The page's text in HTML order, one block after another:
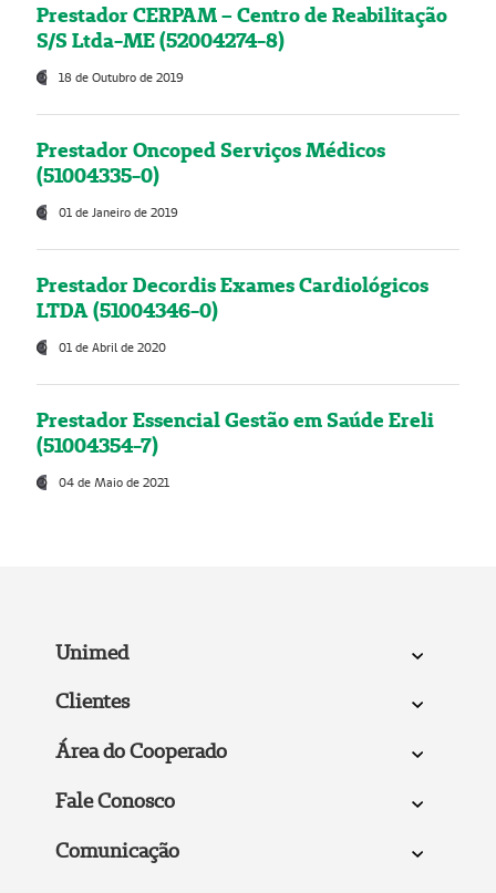
Prestador CERPAM – Centro de Reabilitação
S/S Ltda-ME (52004274-8)
18 de Outubro de 2019
Prestador Oncoped Serviços Médicos
(51004335-0)
01 de Janeiro de 2019
Prestador Decordis Exames Cardiológicos
LTDA (51004346-0)
01 de Abril de 2020
Prestador Essencial Gestão em Saúde Ereli
(51004354-7)
04 de Maio de 2021
Unimed
Clientes
Área do Cooperado
Fale Conosco
Comunicação